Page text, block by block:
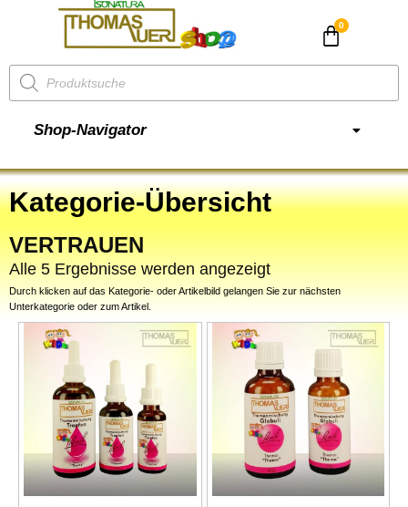
Shop-Navigator
Kategorie-Übersicht
VERTRAUEN
Alle 5 Ergebnisse werden angezeigt
Durch klicken auf das Kategorie- oder Artikelbild gelangen Sie zur nächsten
Unterkategorie oder zum Artikel.